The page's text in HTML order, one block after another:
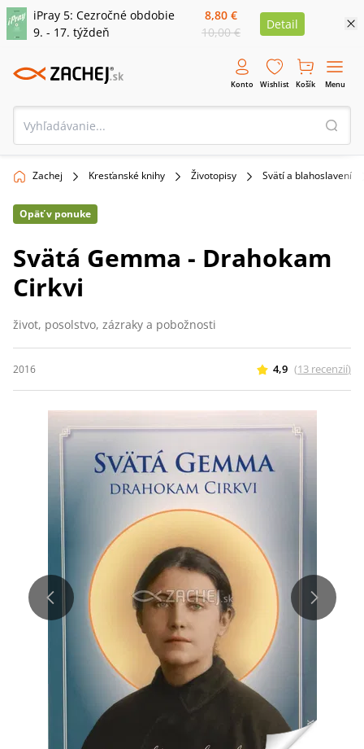
iPray 5: Cezročné obdobie
9. - 17. týždeň
8,80 €
10,00 €
Detail
Konto Wishlist Košík Menu
Zachej Kresťanské knihy Životopisy Svätí a blahoslavení
Opäť v ponuke
Svätá Gemma - Drahokam
Cirkvi
život, posolstvo, zázraky a pobožnosti
2016 4,9 (13 recenzií)